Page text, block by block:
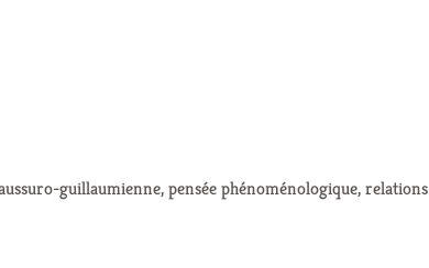
guillaumienne, pensée phénoménologique, relations